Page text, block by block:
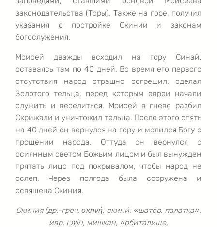
законодательства (Торы). Также на горе, получил
указания о постройке Скинии и законам
богослужения.
Моисей дважды всходил на гору Синай,
оставаясь там по 40 дней. Во время его первого
отсутствия народ страшно согрешил: сделал
Золотого тельца, перед которым евреи начали
служить и веселиться. Моисей в гневе разбил
Скрижали и уничтожил тельца. После этого опять
на 40 дней он вернулся на гору и молился Богу о
прощении народа. Оттуда он вернулся с
осиянным светом Божьим лицом и был вынужден
прятать лицо под покрывалом, чтобы народ не
ослеп. Через полгода была сооружена и
освящена Скиния.
Скиния (др.-греч. σκηνή, скини́, «шатёр, палатка»;
ивр. מִשְׁכָּן‎, мишкан, «обиталище,